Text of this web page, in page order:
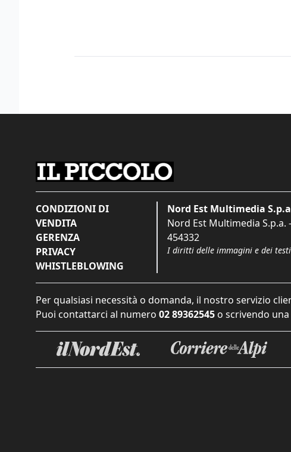
CONDIZIONI DI
VENDITA
GERENZA
PRIVACY
WHISTLEBLOWING
Nord Est Multimedia
Nord Est Multimedia S.p.a.
454332
I diritti delle immagini e dei
Per qualsiasi necessità o domanda, il nostro servizio
Puoi contattarci al numero 02 89362545 o scrivendo